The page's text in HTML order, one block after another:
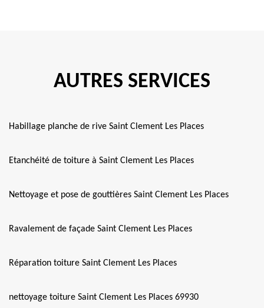
AUTRES SERVICES
Habillage planche de rive Saint Clement Les Places
Etanchéité de toiture à Saint Clement Les Places
Nettoyage et pose de gouttières Saint Clement Les Places
Ravalement de façade Saint Clement Les Places
Réparation toiture Saint Clement Les Places
nettoyage toiture Saint Clement Les Places 69930